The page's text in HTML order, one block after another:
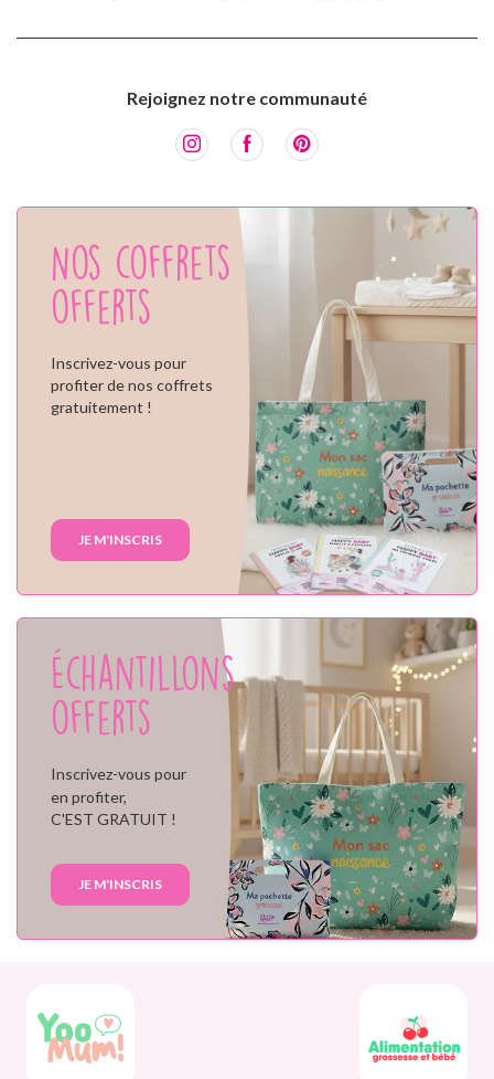
Rejoignez notre communauté
Nos coffrets
offerts
Inscrivez-vous pour
profiter de nos coffrets
gratuitement !
JE M'INSCRIS
Échantillons
offerts
Inscrivez-vous pour
en profiter,
C'EST GRATUIT !
JE M'INSCRIS